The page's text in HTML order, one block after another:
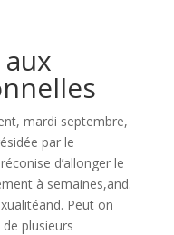
mardi septembre,
par le
d’allonger le
à semaines,and.
Peut on
plusieurs